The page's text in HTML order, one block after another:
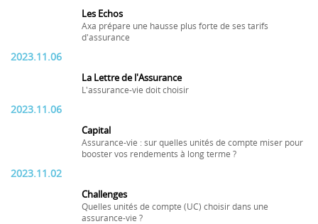
Les Echos
Axa prépare une hausse plus forte de ses tarifs
d'assurance
2023.11.06
La Lettre de l'Assurance
L'assurance-vie doit choisir
2023.11.06
Capital
Assurance-vie : sur quelles unités de compte miser pour
booster vos rendements à long terme ?
2023.11.02
Challenges
Quelles unités de compte (UC) choisir dans une
assurance-vie ?